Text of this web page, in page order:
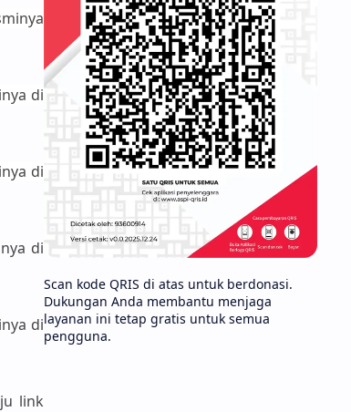
di
di
di
di
link
Scan kode QRIS di atas untuk berdonasi.
Dukungan Anda membantu menjaga
layanan ini tetap gratis untuk semua
pengguna.